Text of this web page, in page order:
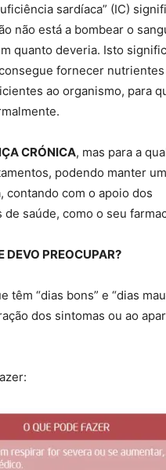
sardíaca” (IC)
não está a bombear o
quanto deveria. Isto
fornecer nutrientes
ao organismo, para
CRÓNICA, mas para a
podendo manter
contando com o apoio dos
de saúde, como o seu
DEVO PREOCUPAR?
“dias bons” e “dias
dos sintomas ou ao